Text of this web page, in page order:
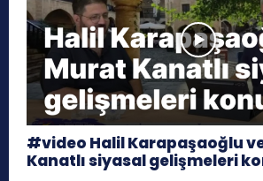
#video Halil Karapaşaoğlu
Kanatlı siyasal gelişmeleri